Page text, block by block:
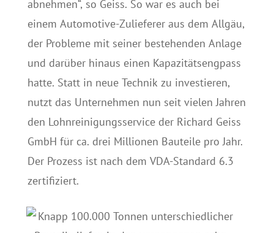
abnehmen“, so Geiss. So war es auch bei
einem Automotive-Zulieferer aus dem Allgäu,
der Probleme mit seiner bestehenden Anlage
und darüber hinaus einen Kapazitätsengpass
hatte. Statt in neue Technik zu investieren,
nutzt das Unternehmen nun seit vielen Jahren
den Lohnreinigungsservice der Richard Geiss
GmbH für ca. drei Millionen Bauteile pro Jahr.
Der Prozess ist nach dem VDA-Standard 6.3
zertifiziert.